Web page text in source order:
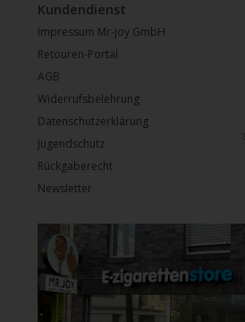
Kundendienst
Impressum Mr-joy GmbH
Retouren-Portal
AGB
Widerrufsbelehrung
Datenschutzerklärung
Jugendschutz
Rückgaberecht
Newsletter